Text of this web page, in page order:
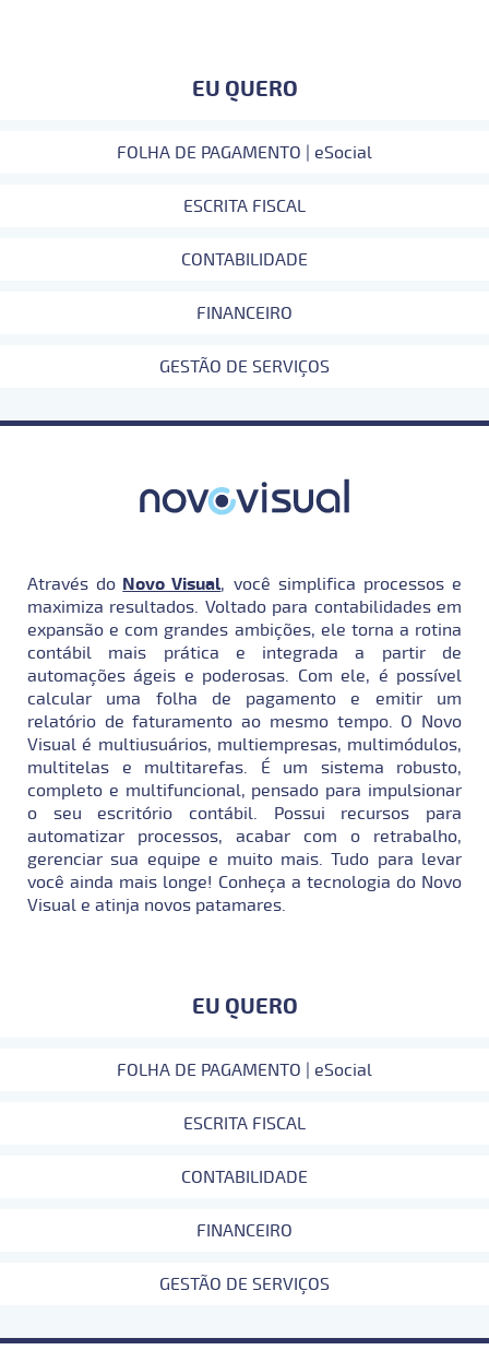
EU QUERO
FOLHA DE PAGAMENTO | eSocial
ESCRITA FISCAL
CONTABILIDADE
FINANCEIRO
GESTÃO DE SERVIÇOS
Através do Novo Visual, você simplifica processos e
maximiza resultados. Voltado para contabilidades em
expansão e com grandes ambições, ele torna a rotina
contábil mais prática e integrada a partir de
automações ágeis e poderosas. Com ele, é possível
calcular uma folha de pagamento e emitir um
relatório de faturamento ao mesmo tempo. O Novo
Visual é multiusuários, multiempresas, multimódulos,
multitelas e multitarefas. É um sistema robusto,
completo e multifuncional, pensado para impulsionar
o seu escritório contábil. Possui recursos para
automatizar processos, acabar com o retrabalho,
gerenciar sua equipe e muito mais. Tudo para levar
você ainda mais longe! Conheça a tecnologia do Novo
Visual e atinja novos patamares.
EU QUERO
FOLHA DE PAGAMENTO | eSocial
ESCRITA FISCAL
CONTABILIDADE
FINANCEIRO
GESTÃO DE SERVIÇOS